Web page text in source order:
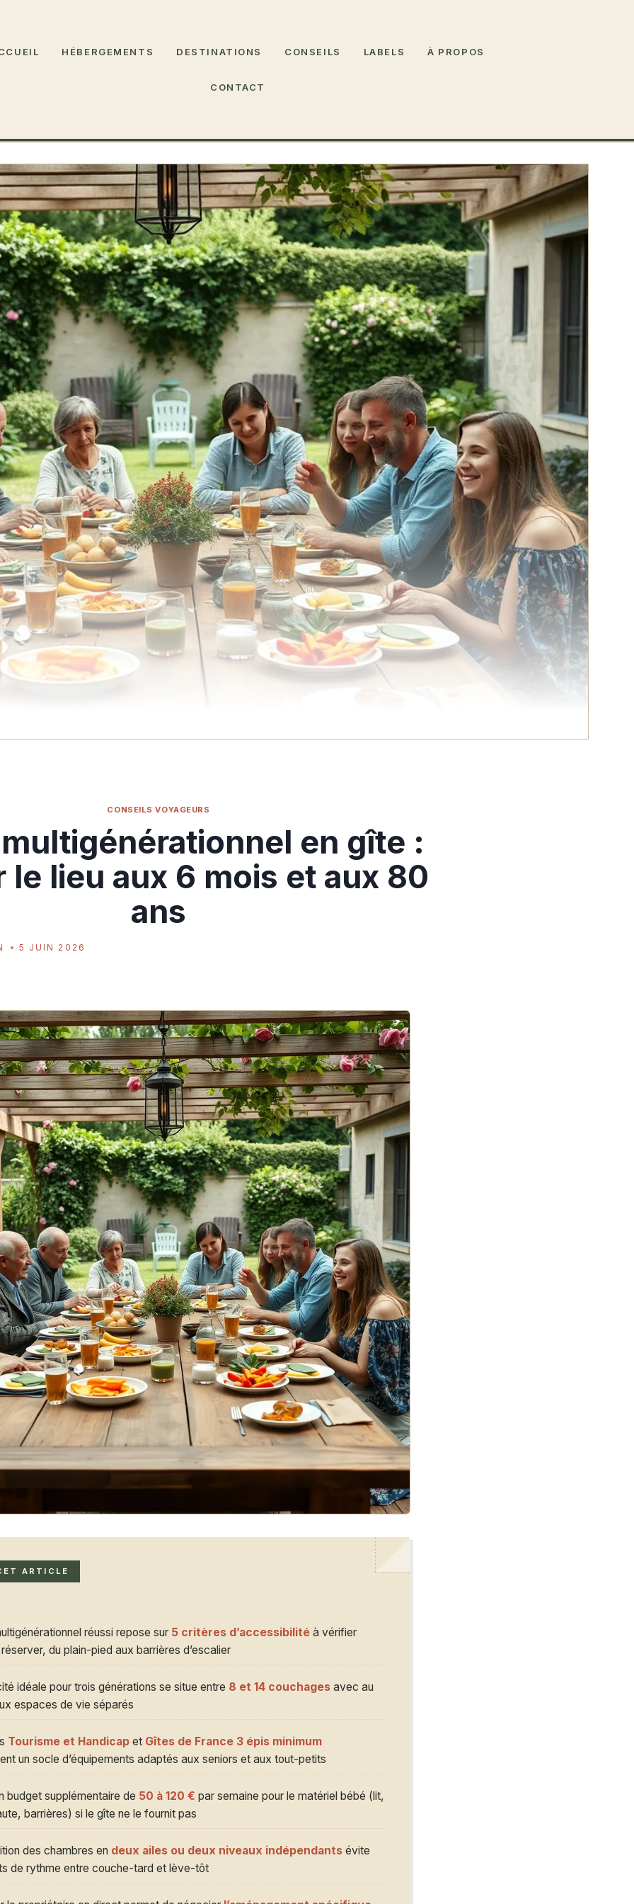
HÉBERGEMENTS DESTINATIONS CONSEILS LABELS À PROPOS
CONTACT
CONSEILS VOYAGEURS
en gîte :
le lieu aux 6 mois et aux 80
ans
5 JUIN 2026
ARTICLE
réussi repose sur 5 critères d’accessibilité à vérifier
du plain-pied aux barrières d’escalier
idéale pour trois générations se situe entre 8 et 14 couchages avec au
espaces de vie séparés
Tourisme et Handicap et Gîtes de France 3 épis minimum
un socle d’équipements adaptés aux seniors et aux tout-petits
budget supplémentaire de 50 à 120 € par semaine pour le matériel bébé (lit,
barrières) si le gîte ne le fournit pas
des chambres en deux ailes ou deux niveaux indépendants évite
de rythme entre couche-tard et lève-tôt